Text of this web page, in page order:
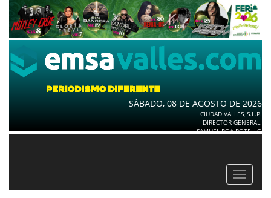
SÁBADO, 08 DE AGOSTO DE 2026
CIUDAD VALLES, S.L.P.
DIRECTOR GENERAL.
SAMUEL ROA BOTELLO
Toggle